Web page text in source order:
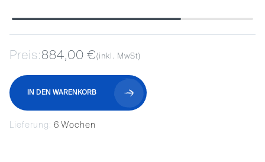
Preis: 884,00 €(inkl. MwSt)
IN DEN WARENKORB
Lieferung: 6 Wochen